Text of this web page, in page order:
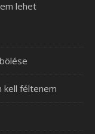
lehet
kell féltenem